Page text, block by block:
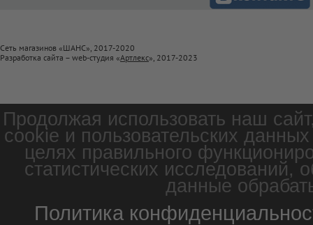
Сеть магазинов «ШАНС», 2017-2020
Разработка сайта – web-студия «Артлекс», 2017-2023
Продолжая использовать наш
cookie и пользовательских
целях правильного
статистических
данные
Политика